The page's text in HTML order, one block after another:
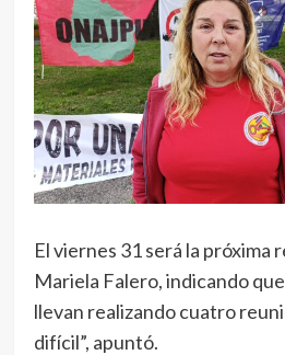
El viernes 31 será la próxima
Mariela Falero, indicando
llevan realizando cuatro
difícil”, apuntó.